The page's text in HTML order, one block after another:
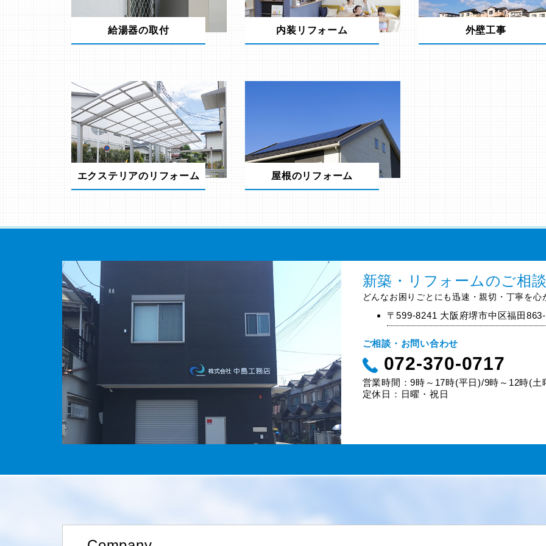
給湯器の取付 内装リフォーム 外壁工事
エクステリアのリフォーム 屋根のリフォーム
新築・リフォームのご相
どんなお困りごとにも迅速・親切・丁寧を
〒599-8241 大阪府堺市中区福田
ご相談・お問い合わせ
072-370-0717
営業時間：9時～17時(平日)/9時～12時(土
定休日：日曜・祝日